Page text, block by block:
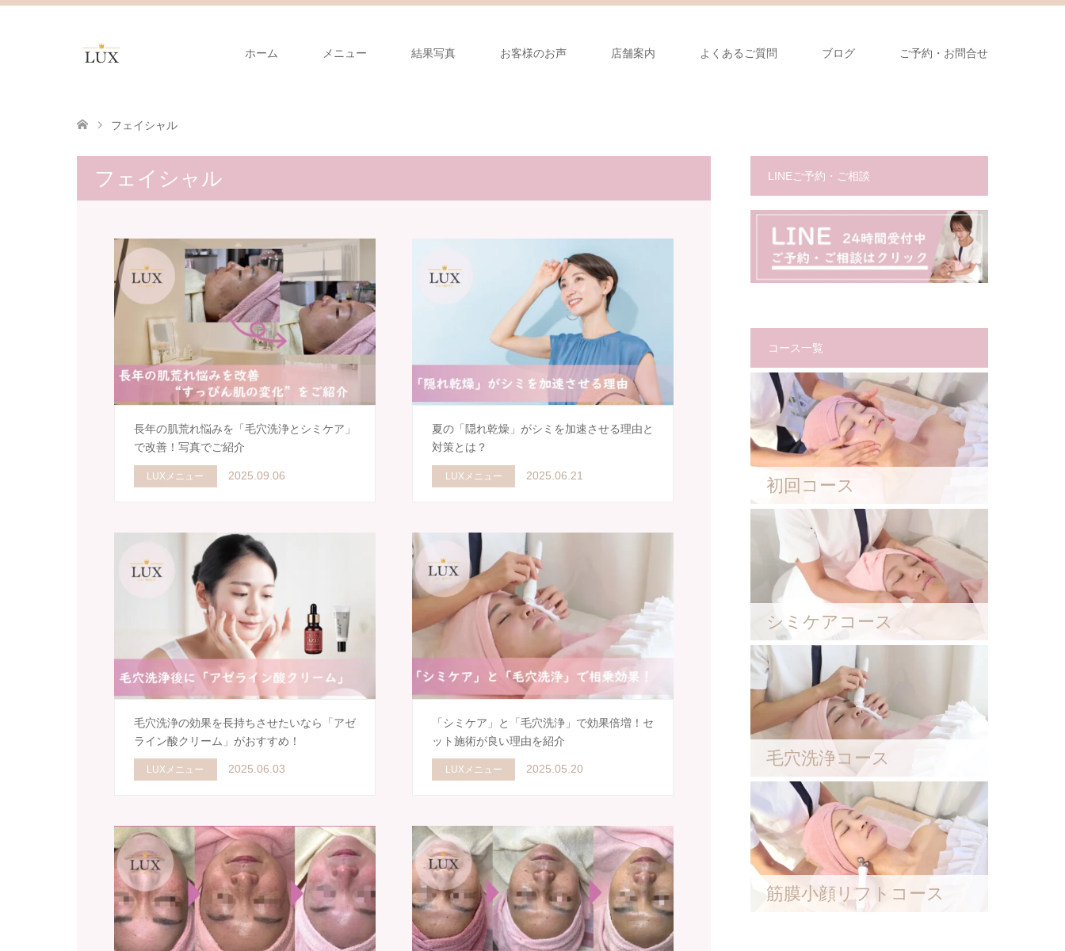
ホーム メニュー 結果写真 お客様のお声 店舗案内 よくあるご質問 ブログ ご予約・お問合せ
フェイシャル
フェイシャル
長年の肌荒れ悩みを「毛穴洗浄とシミケア」
で改善！写真でご紹介
LUXメニュー 2025.09.06
夏の「隠れ乾燥」がシミを加速させる理由と
対策とは？
LUXメニュー 2025.06.21
毛穴洗浄の効果を長持ちさせたいなら「アゼ
ライン酸クリーム」がおすすめ！
LUXメニュー 2025.06.03
「シミケア」と「毛穴洗浄」で効果倍増！セ
ット施術が良い理由を紹介
LUXメニュー 2025.05.20
LINEご予約・ご相談
コース一覧
初回コース
シミケアコース
毛穴洗浄コース
筋膜小顔リフトコース